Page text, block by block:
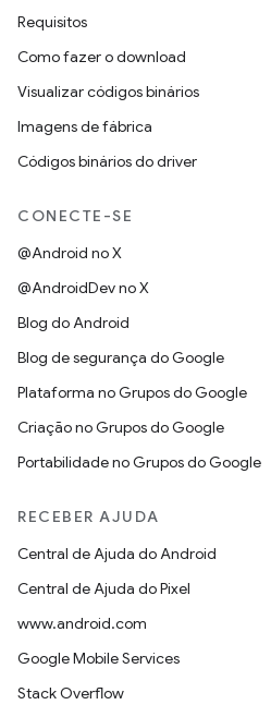
Requisitos
Como fazer o download
Visualizar códigos binários
Imagens de fábrica
Códigos binários do driver
CONECTE-SE
@Android no X
@AndroidDev no X
Blog do Android
Blog de segurança do Google
Plataforma no Grupos do Google
Criação no Grupos do Google
Portabilidade no Grupos do Google
RECEBER AJUDA
Central de Ajuda do Android
Central de Ajuda do Pixel
www.android.com
Google Mobile Services
Stack Overflow